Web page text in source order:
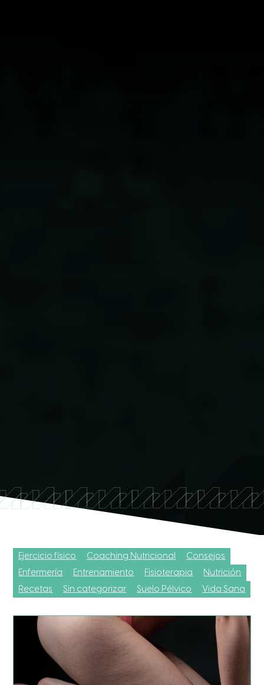
Ejercicio físico Coaching Nutricional
Consejos
Enfermería
Entrenamiento Fisioterapia
Nutrición
Recetas
Sin categorizar Suelo Pélvico Vida Sana